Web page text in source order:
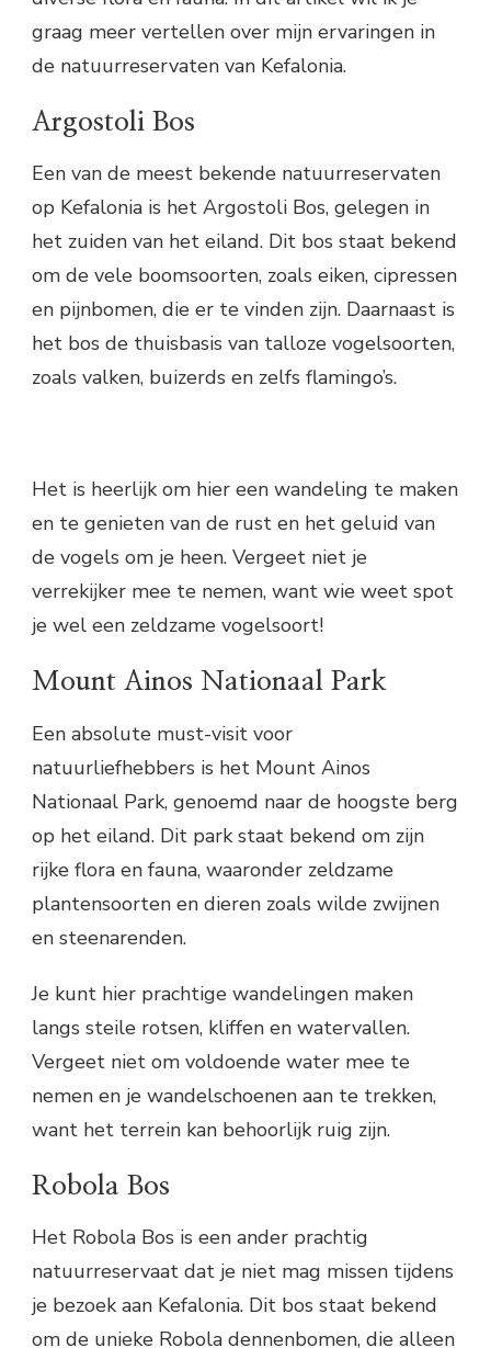
graag meer vertellen over mijn ervaringen in
de natuurreservaten van Kefalonia.
Argostoli Bos
Een van de meest bekende natuurreservaten
op Kefalonia is het Argostoli Bos, gelegen in
het zuiden van het eiland. Dit bos staat bekend
om de vele boomsoorten, zoals eiken, cipressen
en pijnbomen, die er te vinden zijn. Daarnaast is
het bos de thuisbasis van talloze vogelsoorten,
zoals valken, buizerds en zelfs flamingo’s.
Het is heerlijk om hier een wandeling te maken
en te genieten van de rust en het geluid van
de vogels om je heen. Vergeet niet je
verrekijker mee te nemen, want wie weet spot
je wel een zeldzame vogelsoort!
Mount Ainos Nationaal Park
Een absolute must-visit voor
natuurliefhebbers is het Mount Ainos
Nationaal Park, genoemd naar de hoogste berg
op het eiland. Dit park staat bekend om zijn
rijke flora en fauna, waaronder zeldzame
plantensoorten en dieren zoals wilde zwijnen
en steenarenden.
Je kunt hier prachtige wandelingen maken
langs steile rotsen, kliffen en watervallen.
Vergeet niet om voldoende water mee te
nemen en je wandelschoenen aan te trekken,
want het terrein kan behoorlijk ruig zijn.
Robola Bos
Het Robola Bos is een ander prachtig
natuurreservaat dat je niet mag missen tijdens
je bezoek aan Kefalonia. Dit bos staat bekend
om de unieke Robola dennenbomen, die alleen